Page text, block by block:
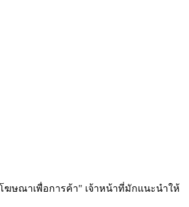
ฆษณาเพื่อการค้า" เจ้าหน้าที่มักแนะนำให้